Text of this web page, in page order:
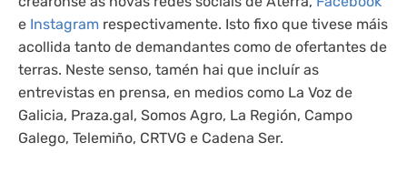
e Instagram respectivamente. Isto fixo que tivese máis
acollida tanto de demandantes como de ofertantes de
terras. Neste senso, tamén hai que incluír as
entrevistas en prensa, en medios como La Voz de
Galicia, Praza.gal, Somos Agro, La Región, Campo
Galego, Telemiño, CRTVG e Cadena Ser.